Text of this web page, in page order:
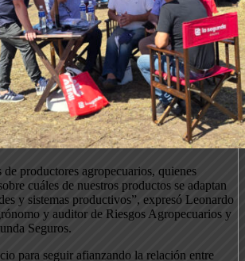
de productores agropecuarios, quienes
cuáles de nuestros productos se adaptan
y sistemas productivos”, expresó Leonardo
y auditor de Riesgos Agropecuarios y
Seguros.
para seguir afianzando la relación entre